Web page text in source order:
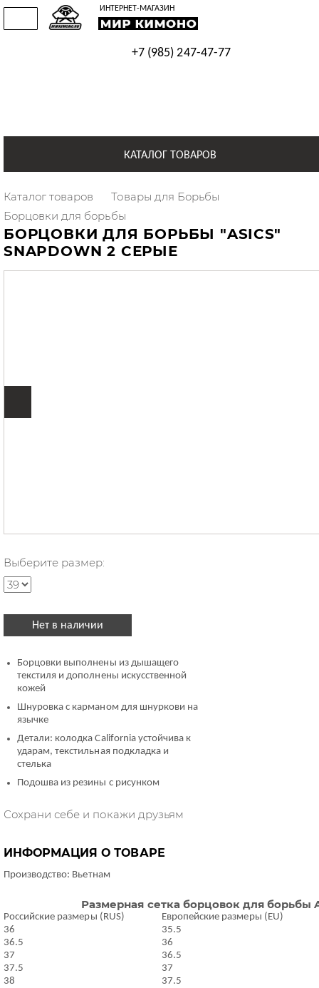
Доставка
и
лист
и
Контакты
магазине
Оптовым
покупателям
Полезная
информация
ИНТЕРНЕТ-МАГАЗИН
+7 (985) 247-47-77
КАТАЛОГ ТОВАРОВ
Товары для Самбо
Нашивки, вышивки и шевроны
Сувенирная продукция
Спортивная одежда
Что подарить дзюдоисту?
Каталог товаров
Товары для Борьбы
Борцовки для борьбы
БОРЦОВКИ ДЛЯ БОРЬБЫ "ASICS"
SNAPDOWN 2 СЕРЫЕ
Выберите размер:
Нет в наличии
Борцовки выполнены из дышащего
текстиля и дополнены искусственной
кожей
Шнуровка с карманом для шнуркови на
язычке
Детали: колодка California устойчива к
ударам, текстильная подкладка и
стелька
Подошва из резины с рисунком
Сохрани себе и покажи друзьям
ИНФОРМАЦИЯ О ТОВАРЕ
Производство: Вьетнам
Размерная сетка борцовок для борьбы
Российские размеры (RUS)
Европейские размеры (EU)
36
35.5
36.5
36
37
36.5
37.5
37
38
37.5